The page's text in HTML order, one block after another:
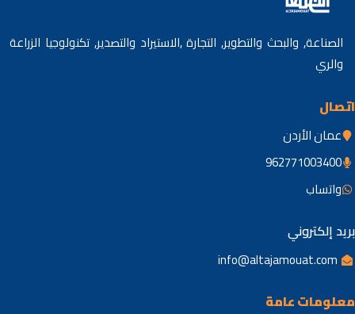
الصناعة, والبحث والتطوير, التجارة ,الاستيراد والتصدير, تكنولوجيا الزراعة
والري
اتصال
ندرألا نامع
962771003400
باستاو
بريد إلكتروني
info@altajamouat.com
معلومات عامة